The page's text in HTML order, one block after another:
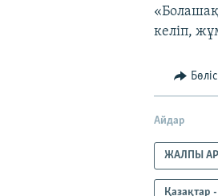
келіп,
Айдар
ЖАЛПЫ
Қазақтар